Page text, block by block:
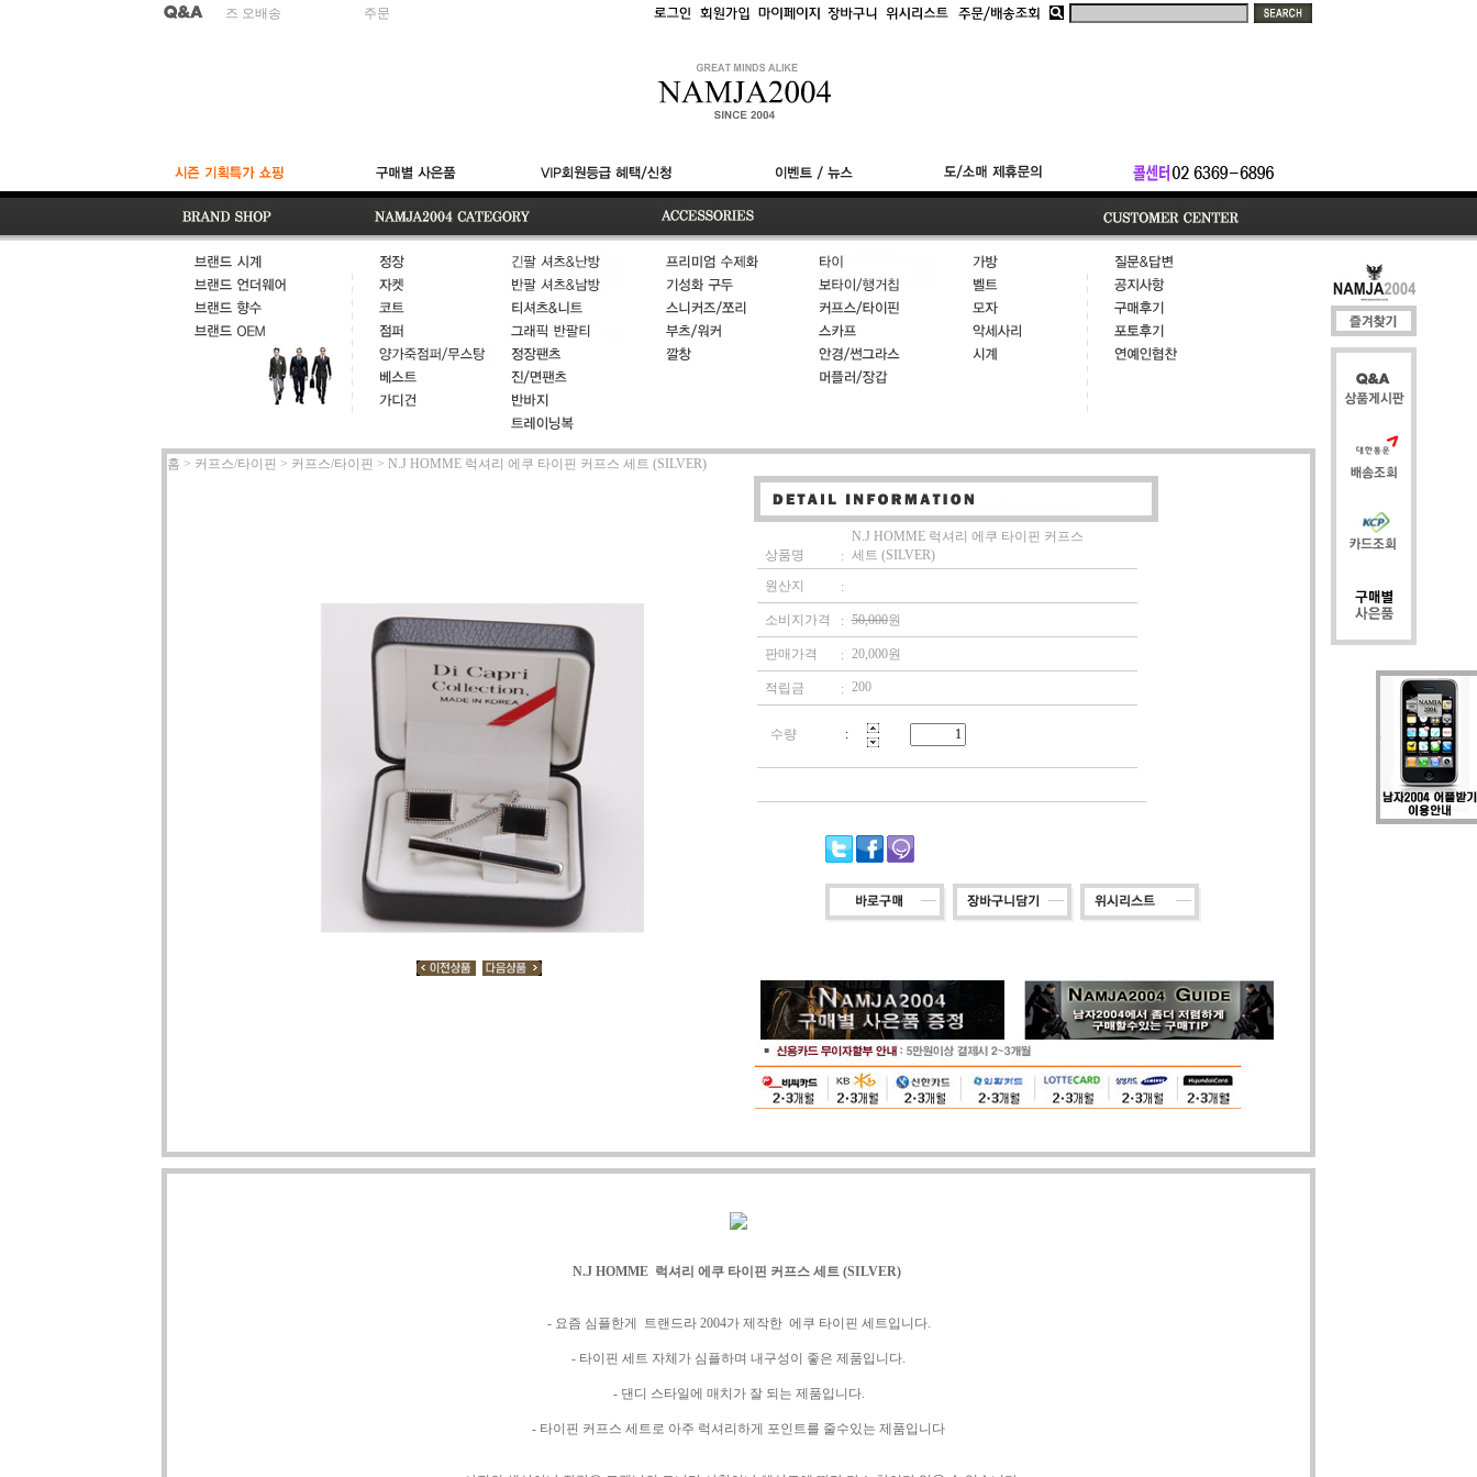
사이즈 오배송 주문번호 배송문 결제 문의 질문
홈 > 커프스/타이핀 > 커프스/타이핀 > N.J HOMME 럭셔리 에쿠 타이핀 커프스 세트 (SILVER)
상품명 :
N.J HOMME 럭셔리 에쿠 타이핀 커프스
세트 (SILVER)
원산지
:
소비지가격 : 50,000원
판매가격 : 20,000원
적립금 : 200
수량 :
N.J HOMME 럭셔리 에쿠 타이핀 커프스 세트 (SILVER)
- 요즘 심플한게 트랜드라 2004가 제작한 에쿠 타이핀 세트입니다.
- 타이핀 세트 자체가 심플하며 내구성이 좋은 제품입니다.
- 댄디 스타일에 매치가 잘 되는 제품입니다.
- 타이핀 커프스 세트로 아주 럭셔리하게 포인트를 줄수있는 제품입니다